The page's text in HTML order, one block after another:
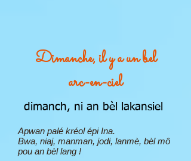
Dimanche, il y a un bel
arc-en-ciel
dimanch, ni an bèl lakansiel
Apwan palé kréol épi Ina.
Bwa, niaj, manman, jodi, lanmè, bèl mô
pou an bèl lang !